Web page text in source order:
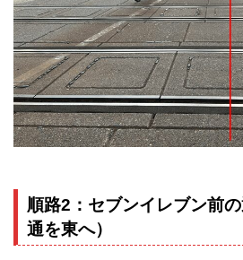
順路2：セブンイレブン前
通を東へ）